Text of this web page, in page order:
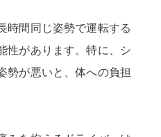
時間同じ姿勢で運転する
性があります。特に、シ
勢が悪いと、体への負担